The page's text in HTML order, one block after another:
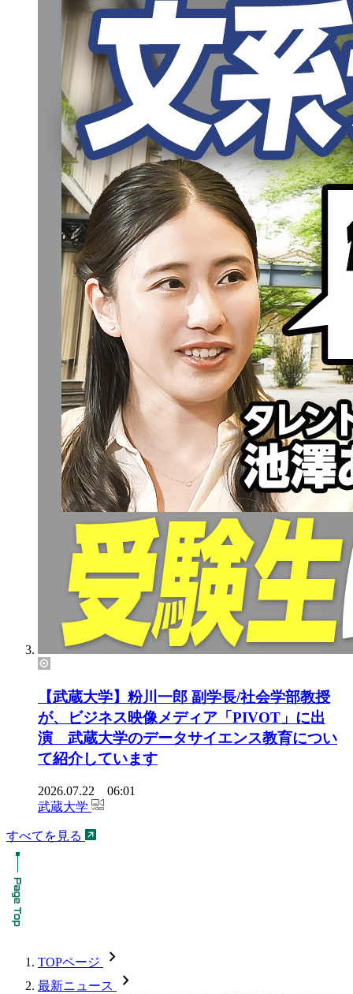
【武蔵大学】粉川一郎 副学長/社会学部教授
が、ビジネス映像メディア「PIVOT」に出
演 武蔵大学のデータサイエンス教育につい
て紹介しています
2026.07.22 06:01
武蔵大学
すべてを見る
TOPページ chevron_forward
最新ニュース chevron_forward